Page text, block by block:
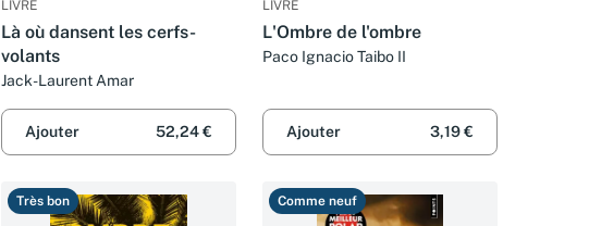
LIVRE
Là où dansent les cerfs-
volants
Jack-Laurent Amar
Ajouter 52,24 €
LIVRE
L'Ombre de l'ombre
Paco Ignacio Taibo II
Ajouter 3,19 €
Très bon Comme neuf